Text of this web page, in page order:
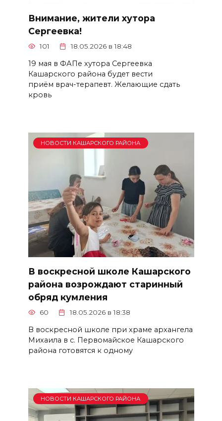
Внимание, жители хутора
Сергеевка!
101 18.05.2026 в 18:48
19 мая в ФАПе хутора Сергеевка
Кашарского района будет вести
приём врач-терапевт. Желающие сдать
кровь
НОВОСТИ КАШАРСКОГО РАЙОНА
В воскресной школе Кашарского
района возрождают старинный
обряд кумления
60 18.05.2026 в 18:38
В воскресной школе при храме архангела
Михаила в с. Первомайское Кашарского
района готовятся к одному
НОВОСТИ КАШАРСКОГО РАЙОНА